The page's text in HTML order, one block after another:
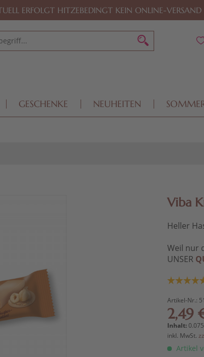
ERFOLGT HITZEBEDINGT KEIN ONLINE-VERSAND
GESCHENKE NEUHEITEN
Viba
Heller
Weil nur
UNSER
Artikel-Nr.:
2,49
Inhalt:
inkl. MwSt.
Artikel